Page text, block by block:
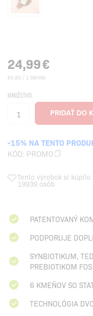
24,99€
€0,83 / 1 tableta
MNOŽSTVO:
-15% NA TENTO
KÓD: PROMO
Tento výrobok si kúpilo
19939 osôb
PATENTOVANÝ
PODPORUJE
SYNBIOTIKUM,
PREBIOTIKOM FOS
6 KMEŇOV SO
TECHNOLÓGIA